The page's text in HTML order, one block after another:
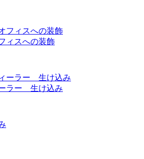
ィスへの装飾
ラー 生け込み